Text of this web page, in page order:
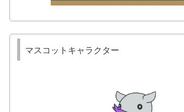
マスコットキャラクター